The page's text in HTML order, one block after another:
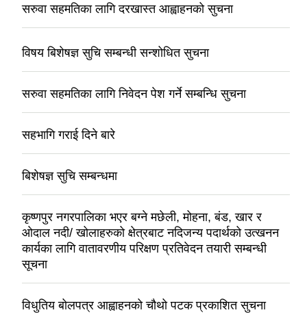
सरुवा सहमतिका लागि दरखास्त आह्वाहनको सुचना
विषय बिशेषज्ञ सुचि सम्बन्धी सन्शोधित सुचना
सरुवा सहमतिका लागि निवेदन पेश गर्ने सम्बन्धि सुचना
सहभागि गराई दिने बारे
बिशेषज्ञ सुचि सम्बन्धमा
कृष्णपुर नगरपालिका भएर बग्ने मछेली, मोहना, बंड, खार र
ओदाल नदी/ खोलाहरुको क्षेत्रबाट नदिजन्य पदार्थको उत्खनन
कार्यका लागि वातावरणीय परिक्षण प्रतिवेदन तयारी सम्बन्धी
सूचना
विधुतिय बोलपत्र आह्वाहनको चौथो पटक प्रकाशित सुचना